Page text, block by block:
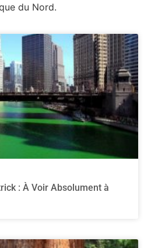
du Nord.
: À Voir Absolument à